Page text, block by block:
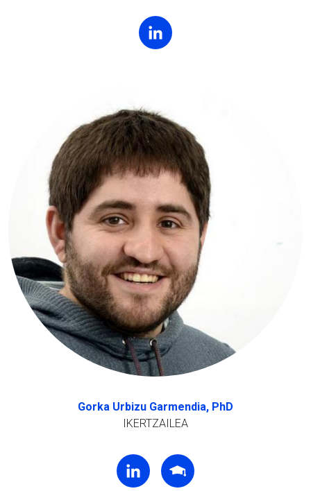
Gorka Urbizu Garmendia, PhD
IKERTZAILEA